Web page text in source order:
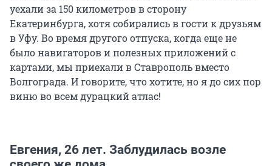
уехали за 150 километров в сторону
Екатеринбурга, хотя собирались в гости к друзьям
в Уфу. Во время другого отпуска, когда еще не
было навигаторов и полезных приложений с
картами, мы приехали в Ставрополь вместо
Волгограда. И говорите, что хотите, но я до сих пор
виню во всем дурацкий атлас!
Евгения, 26 лет. Заблудилась возле